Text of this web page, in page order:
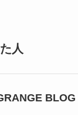
人
BLOG